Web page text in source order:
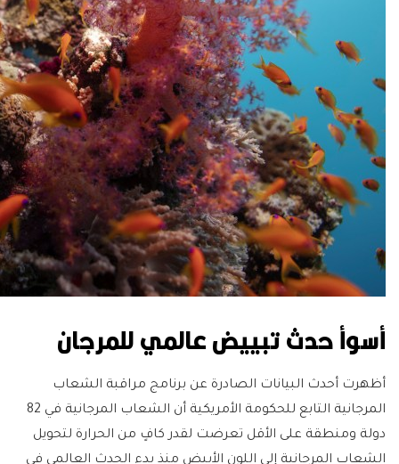
أسوأ حدث تبييض عالمي للمرجان
أظهرت أحدث البيانات الصادرة عن برنامج مراقبة الشعاب
المرجانية التابع للحكومة الأمريكية أن الشعاب المرجانية في 82
دولة ومنطقة على الأقل تعرضت لقدر كافٍ من الحرارة لتحويل
الشعاب المرجانية إلى اللون الأبيض منذ بدء الحدث العالمي في